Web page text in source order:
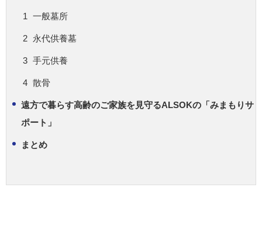
一般墓所
永代供養墓
手元供養
散骨
遠方で暮らす高齢のご家族を見守るALSOKの「みまもりサ
ポート」
まとめ